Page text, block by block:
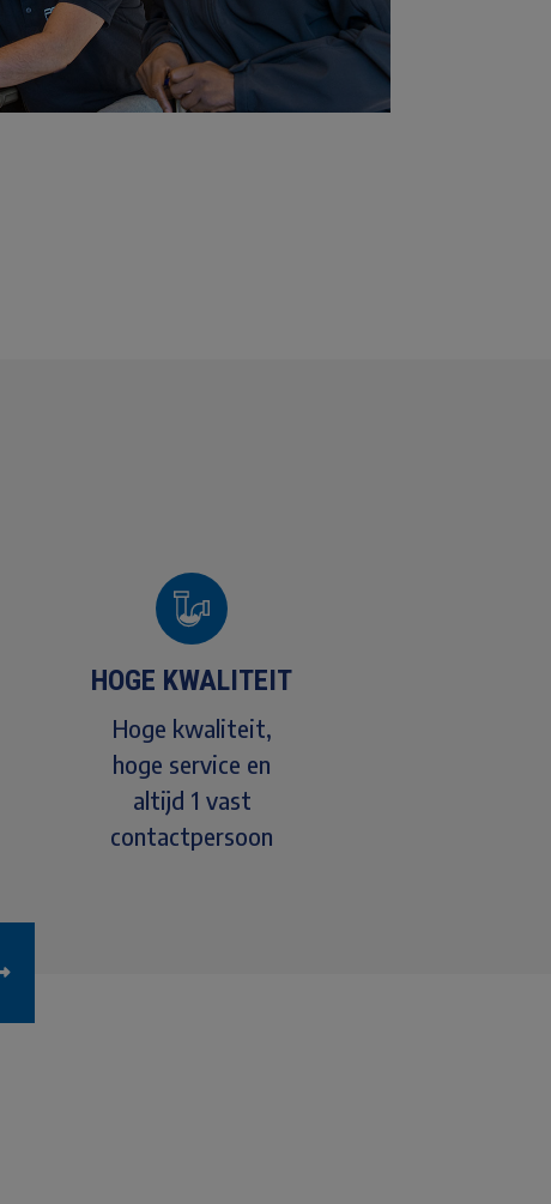
HOGE KWALITEIT
Hoge kwaliteit,
hoge service en
altijd 1 vast
contactpersoon